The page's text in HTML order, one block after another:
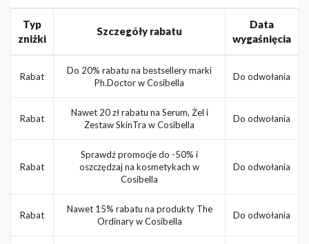
Typ
zniżki
Szczegóły rabatu
Data
wygaśnięcia
Rabat
Do 20% rabatu na bestsellery marki
Ph.Doctor w Cosibella
Do odwołania
Rabat
Nawet 20 zł rabatu na Serum, Żel i
Zestaw SkinTra w Cosibella
Do odwołania
Rabat
Sprawdź promocje do -50% i
oszczędzaj na kosmetykach w
Cosibella
Do odwołania
Rabat
Nawet 15% rabatu na produkty The
Ordinary w Cosibella
Do odwołania